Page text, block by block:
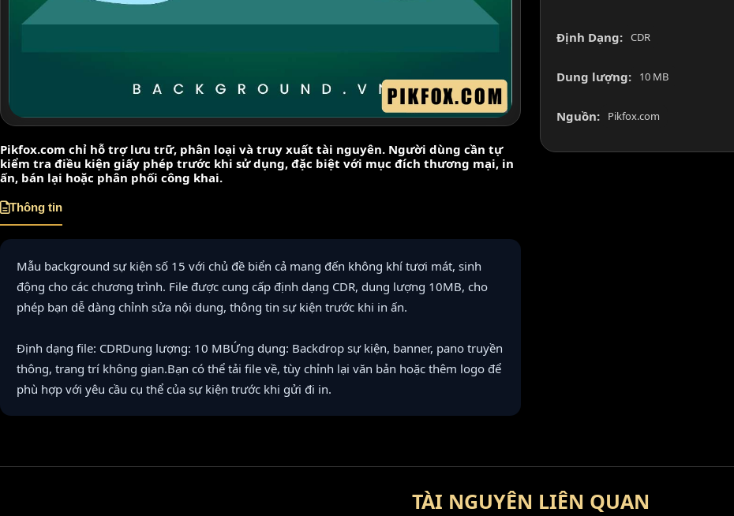
Pikfox.com chỉ hỗ trợ lưu trữ, phân loại và truy xuất tài nguyên. Người dùng cần tự
kiểm tra điều kiện giấy phép trước khi sử dụng, đặc biệt với mục đích thương mại, in
ấn, bán lại hoặc phân phối công khai.
Thông tin
Mẫu background sự kiện số 15 với chủ đề biển cả mang đến không khí tươi mát, sinh
động cho các chương trình. File được cung cấp định dạng CDR, dung lượng 10MB, cho
phép bạn dễ dàng chỉnh sửa nội dung, thông tin sự kiện trước khi in ấn.
Định dạng file: CDRDung lượng: 10 MBỨng dụng: Backdrop sự kiện, banner, pano truyền
thông, trang trí không gian.Bạn có thể tải file về, tùy chỉnh lại văn bản hoặc thêm logo để
phù hợp với yêu cầu cụ thể của sự kiện trước khi gửi đi in.
Định Dạng: CDR
Dung lượng: 10 MB
Nguồn: Pikfox.com
TÀI NGUYÊN LIÊN QUAN